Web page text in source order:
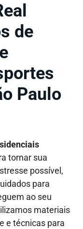
de
Paulo
tornar sua
possível,
para
ao seu
materiais
e técnicas para